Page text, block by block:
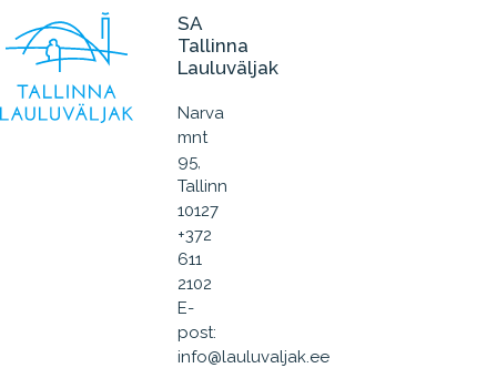
SA
Tallinna
Lauluväljak
Narva
mnt
95,
Tallinn
10127
+372
611
2102
E-
post:
info@lauluvaljak.ee